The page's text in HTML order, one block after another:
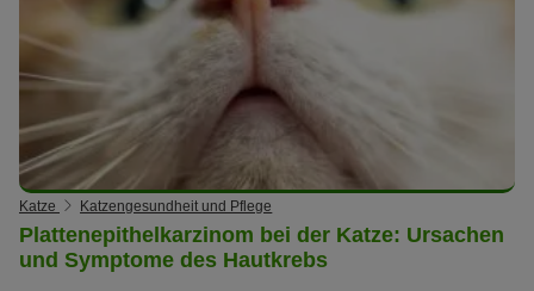
Katze Katzengesundheit und Pflege
Plattenepithelkarzinom bei der Katze: Ursachen
und Symptome des Hautkrebs